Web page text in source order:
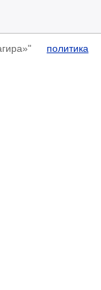
политика